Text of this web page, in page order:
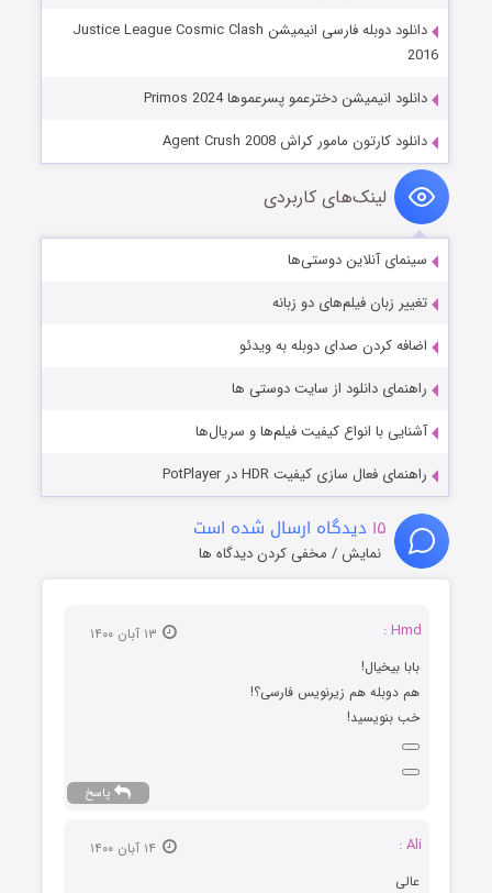
دانلود دوبله فارسی انیمیشن Justice League Cosmic Clash
2016
دانلود انیمیشن دخترعمو پسرعموها Primos 2024
دانلود کارتون مامور کراش Agent Crush 2008
لینک‌های کاربردی
سینمای آنلاین دوستی‌ها
تغییر زبان فیلم‌های دو زبانه
اضافه کردن صدای دوبله به ویدئو
راهنمای دانلود از سایت دوستی ها
آشنایی با انواع کیفیت فیلم‌ها و سریال‌ها
راهنمای فعال سازی کیفیت HDR در PotPlayer
۱۵ دیدگاه ارسال شده است
نمایش / مخفی کردن دیدگاه ها
Hmd :
بابا بیخیال!
هم دوبله هم زیرنویس فارسی؟!
خب بنویسید!
پاسخ
Ali :
عالی